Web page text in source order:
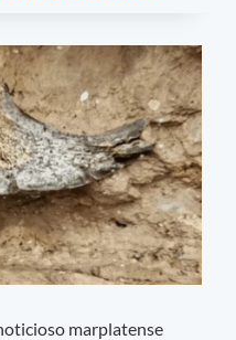
marplatense